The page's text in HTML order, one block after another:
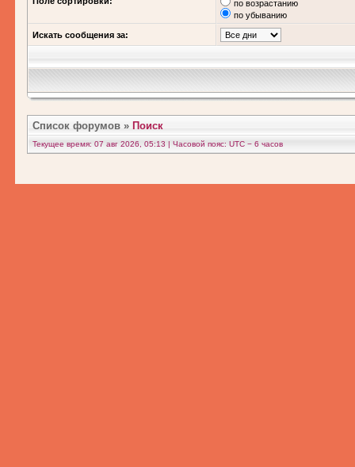
по возрастанию
по убыванию
Искать сообщения за:
Список форумов » Поиск
Текущее время: 07 авг 2026, 05:13 | Часовой пояс: UTC − 6 часов